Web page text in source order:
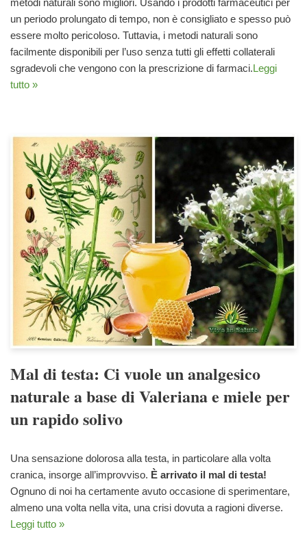
un periodo prolungato di tempo, non è consigliato e spesso può
essere molto pericoloso. Tuttavia, i metodi naturali sono
facilmente disponibili per l’uso senza tutti gli effetti collaterali
sgradevoli che vengono con la prescrizione di farmaci.Leggi
tutto »
Mal di testa: Ci vuole un analgesico
naturale a base di Valeriana e miele per
un rapido solivo
Una sensazione dolorosa alla testa, in particolare alla volta
cranica, insorge all’improvviso. È arrivato il mal di testa!
Ognuno di noi ha certamente avuto occasione di sperimentare,
almeno una volta nella vita, una crisi dovuta a ragioni diverse.
Leggi tutto »